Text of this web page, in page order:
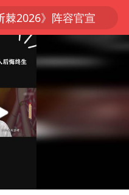
棘2026》阵容官宣
于东来回应胖东来近25年老店年底关闭
浙江省甬江发生2026年第1号洪水
供乌爱国者拦截导弹